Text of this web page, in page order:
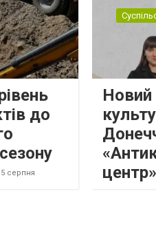
до
5 серпня
Новий
центр»